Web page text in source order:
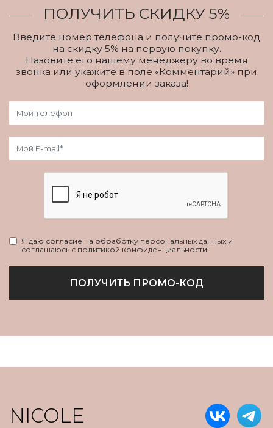
ПОЛУЧИТЬ СКИДКУ 5%
Введите номер телефона и получите промо-код
на скидку 5% на первую покупку.
Назовите его нашему менеджеру во время
звонка или укажите в поле «Комментарий» при
оформлении заказа!
Я даю согласие на обработку персональных данных и
соглашаюсь с политикой конфиденциальности
ПОЛУЧИТЬ ПРОМО-КОД
NICOLE